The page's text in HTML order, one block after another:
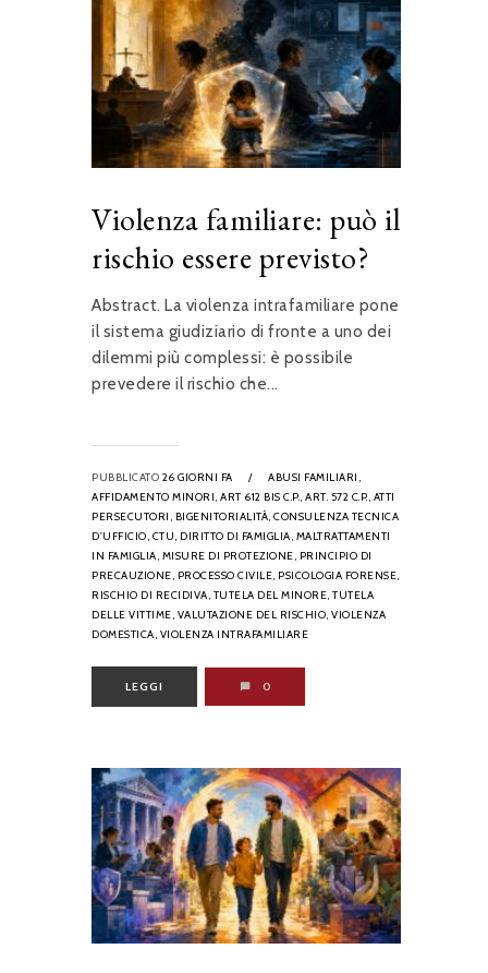
Violenza familiare: può il
rischio essere previsto?
Abstract. La violenza intrafamiliare pone
il sistema giudiziario di fronte a uno dei
dilemmi più complessi: è possibile
prevedere il rischio che...
PUBBLICATO 26 GIORNI FA /
ABUSI FAMILIARI,
AFFIDAMENTO MINORI, ART 612 BIS C.P., ART. 572 C.P., ATTI
PERSECUTORI, BIGENITORIALITÀ, CONSULENZA TECNICA
D'UFFICIO, CTU, DIRITTO DI FAMIGLIA, MALTRATTAMENTI
IN FAMIGLIA, MISURE DI PROTEZIONE, PRINCIPIO DI
PRECAUZIONE, PROCESSO CIVILE, PSICOLOGIA FORENSE,
RISCHIO DI RECIDIVA, TUTELA DEL MINORE, TUTELA
DELLE VITTIME, VALUTAZIONE DEL RISCHIO, VIOLENZA
DOMESTICA, VIOLENZA INTRAFAMILIARE
LEGGI 0